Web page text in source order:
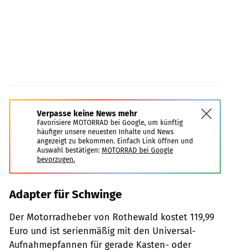
Verpasse keine News mehr
Favorisiere MOTORRAD bei Google, um künftig
häufiger unsere neuesten Inhalte und News
angezeigt zu bekommen. Einfach Link öffnen und
Auswahl bestätigen: MOTORRAD bei Google
bevorzugen.
Adapter für Schwinge
Der Motorradheber von Rothewald kostet 119,99
Euro und ist serienmäßig mit den Universal-
Aufnahmepfannen für gerade Kasten- oder